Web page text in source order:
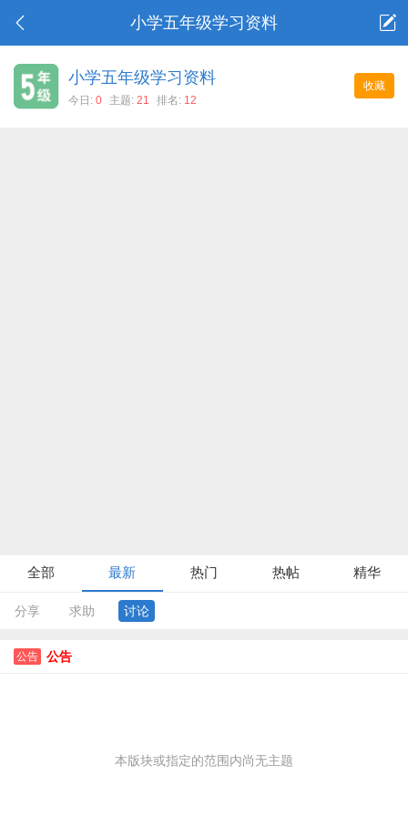
小学五年级学习资料
收藏
小学五年级学习资料
今日: 0 主题: 21 排名: 12
全部 最新 热门 热帖 精华
分享 求助 讨论
公告 公告
本版块或指定的范围内尚无主题